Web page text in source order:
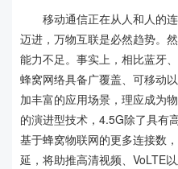
移动通信正在从人和人的连
迈进，万物互联是必然趋势。
能力不足。事实上，相比蓝牙
蜂窝网络具备广覆盖、可移动
加丰富的应用场景，理应成为
的演进型技术，4.5G除了具有
基于蜂窝物联网的更多连接数
延，将助推高清视频、VoLTE